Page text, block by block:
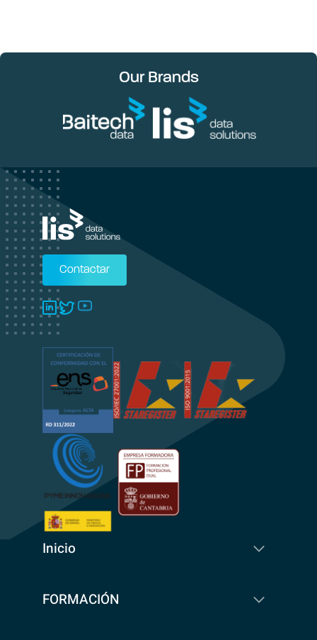
Our Brands
Contactar
Inicio
FORMACIÓN